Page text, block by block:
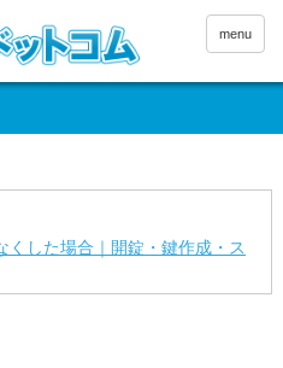
menu
した場合｜開錠・鍵作成・ス